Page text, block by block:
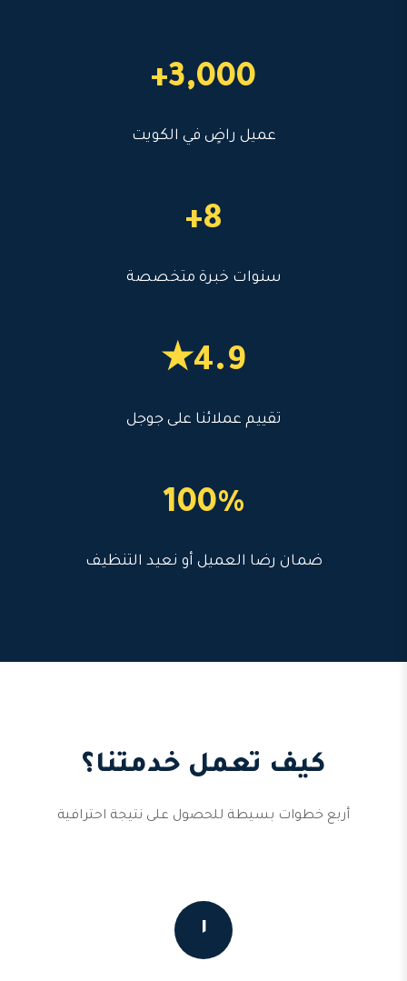
3,000+
عميل راضٍ في الكويت
8+
سنوات خبرة متخصصة
4.9★
تقييم عملائنا على جوجل
100%
ضمان رضا العميل أو نعيد التنظيف
كيف تعمل خدمتنا؟
أربع خطوات بسيطة للحصول على نتيجة احترافية
١